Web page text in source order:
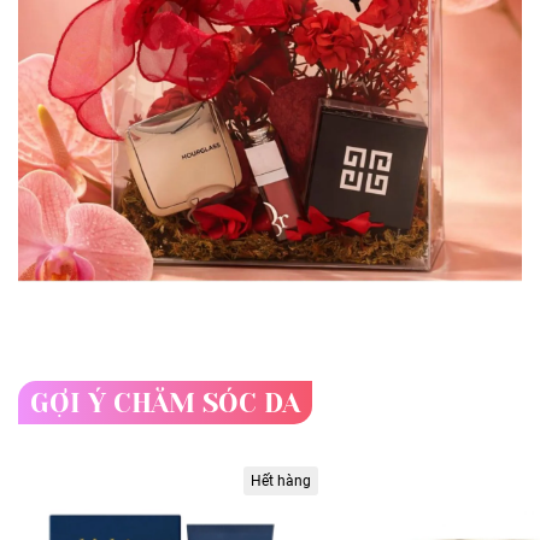
GỢI Ý CHĂM SÓC DA
Hết hàng